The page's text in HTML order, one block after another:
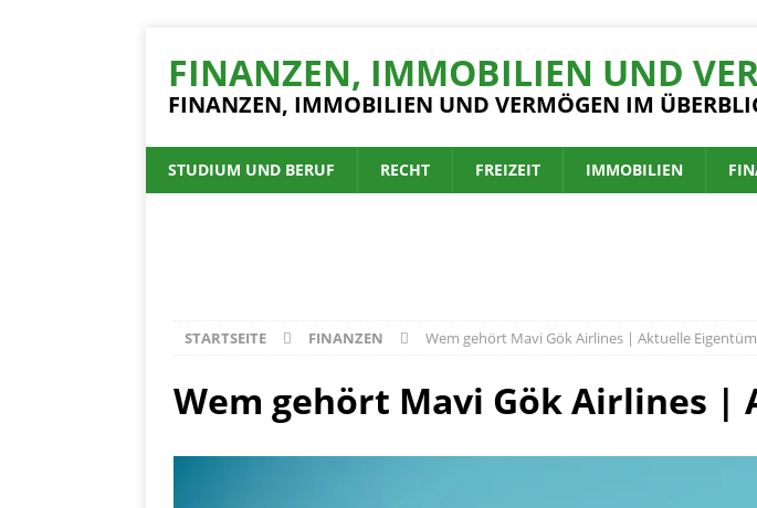
FINANZEN, IMMOBILIEN UND
FINANZEN, IMMOBILIEN UND VERMÖGEN IM
STUDIUM UND BERUF RECHT FREIZEIT IMMOBILIEN
STARTSEITE FINANZEN Wem gehört Mavi Gök Airlines | Aktuelle
Wem gehört Mavi Gök Airlines |